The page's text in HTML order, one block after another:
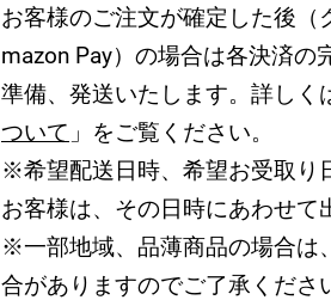
お知らせ
Journal & Informations
お客様のご注文が確定した後（
mazon Pay）の場合は各決済の
準備、発送いたします。詳しく
ついて 」をご覧ください。
※希望配送日時、希望お受取り
お客様は、その日時にあわせて
※一部地域、品薄商品の場合は
合がありますのでご了承くださ